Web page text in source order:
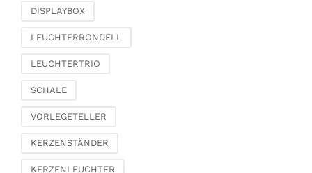
DISPLAYBOX
LEUCHTERRONDELL
LEUCHTERTRIO
SCHALE
VORLEGETELLER
KERZENSTÄNDER
KERZENLEUCHTER